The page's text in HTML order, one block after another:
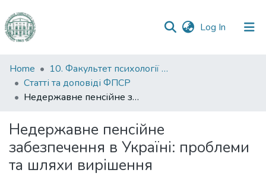
Log In (current)
Communities
&
Collections
Statistics
Home
10. Факультет психології та соціальної роботи
Статті та доповіді ФПСР
Недержавне пенсійне забезпечення в Україні: проблеми та шляхи вирішення
Недержавне пенсійне
забезпечення в Україні: проблеми
та шляхи вирішення